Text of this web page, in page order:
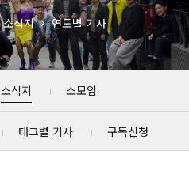
소식지 연도별 기사
소식지 소모임
태그별 기사 구독신청